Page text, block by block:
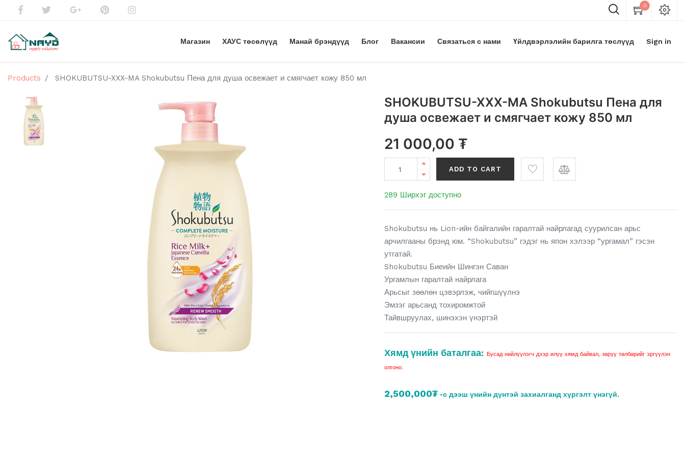
0
Магазин ХАУС төсөлүүд Манай брэндүүд Блог Вакансии Связаться с нами Үйлдвэрлэлийн барилга төслүүд Sign in
Products SHOKUBUTSU-XXX-MA Shokubutsu Пена для душа освежает и смягчает кожу 850 мл
SHOKUBUTSU-XXX-MA Shokubutsu Пена для
душа освежает и смягчает кожу 850 мл
21 000,00 ₮
ADD TO CART
289 Ширхэг доступно
Shokubutsu нь Lion-ийн байгалийн гаралтай найрлагад суурилсан арьс
арчилгааны брэнд юм. “Shokubutsu” гэдэг нь япон хэлээр “ургамал” гэсэн
утгатай.
Shokubutsu Биеийн Шингэн Саван
Ургамлын гаралтай найрлага
Арьсыг зөөлөн цэвэрлэж, чийгшүүлнэ
Эмзэг арьсанд тохиромжтой
Тайвшруулах, шинэхэн үнэртэй
Хямд үнийн баталгаа: Бусад нийлүүлэгч дээр илүү хямд байвал, зөрүү төлбөрийг эргүүлэн
олгоно.
2,500,000₮ -с дээш үнийн дүнтэй захиалганд хүргэлт үнэгүй.